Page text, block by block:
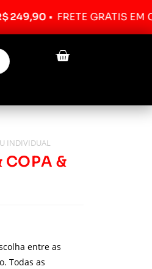
• FRETE GRÁTIS EM
INDIVIDUAL
COPA &
entre as
Todas as